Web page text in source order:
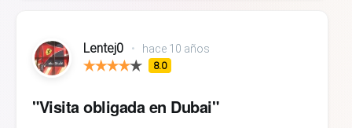
Lentej0 • hace 10 años
8.0
"Visita obligada en Dubai"